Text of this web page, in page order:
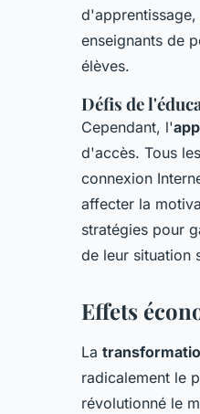
enseignants de
élèves.
Défis de
Cependant, l'
d'accès. Tous
connexion
affecter la
stratégies pour
de leur situation
Effets
La
radicalement le
révolutionné le